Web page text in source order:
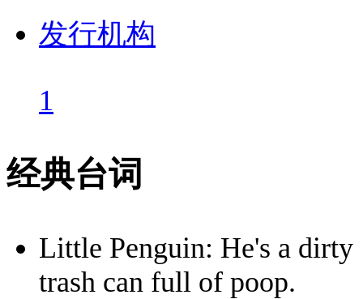
发行机构
1
经典台词
Little Penguin: He's a dirty
trash can full of poop.